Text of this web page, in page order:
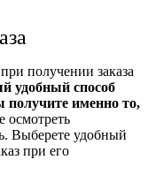
получении заказа
удобный способ
получите именно то,
осмотреть
Выберете удобный
при его